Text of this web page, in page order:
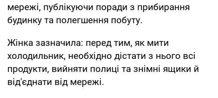
мережі, публікуючи поради з прибирання
будинку та полегшення побуту.
Жінка зазначила: перед тим, як мити
холодильник, необхідно дістати з нього всі
продукти, вийняти полиці та знімні ящики й
від'єднати від мережі.